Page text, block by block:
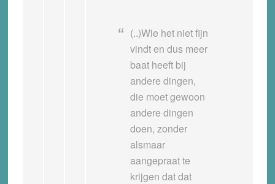
(..)Wie het niet fijn
vindt en dus meer
baat heeft bij
andere dingen,
die moet gewoon
andere dingen
doen, zonder
alsmaar
aangepraat te
krijgen dat dat